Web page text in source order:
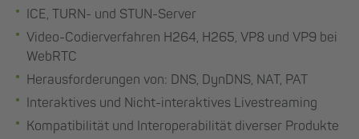
ICE, TURN- und STUN-Server
Video-Codierverfahren H264, H265, VP8 und VP9 bei
WebRTC
Herausforderungen von: DNS, DynDNS, NAT, PAT
Interaktives und Nicht-interaktives Livestreaming
Kompatibilität und Interoperabilität diverser Produkte